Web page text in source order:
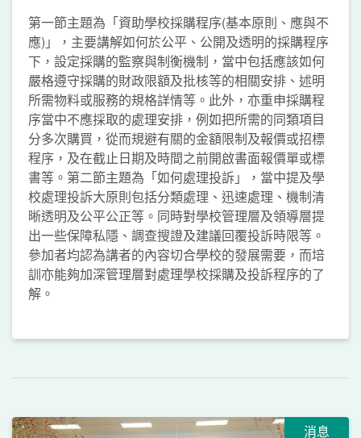
第一節主題為「資助學校採購程序(基本原則、應與不
應)」，主要講解如何於公平、公開及透明的採購程序
下，設定採購的監察與制衡機制，當中包括應該如何
嚴格遵守採購的財政限額及批核等的相關安排、述明
所需物料或服務的規格詳情等。此外，亦重申採購程
序當中不應採取的處理安排，例如把所需的同類項目
分多次購買，從而規避有關的金額限制及報價或招標
程序，及在截止日期及時間之前開啟書面報價單或標
書等。第二節主題為「如何處理投訴」，當中提及學
校處理投訴大原則包括分類處理、迅速處理、機制清
晰透明及公平公正等。同時對學校管理層及領導層提
出一些保障私隱、調查搜證及建議回覆投訴時限等。
參加者均認為講者的內容切合學校的發展需要，而培
訓亦能夠加深管理層對處理學校採購及投訴程序的了
解。
消息